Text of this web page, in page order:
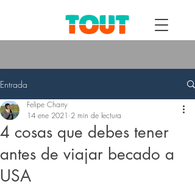
Entrada
4 cosas que debes tener
antes de viajar becado a
USA
Felipe Charry
14 ene 2021 2 min de lectura